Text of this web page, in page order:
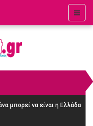
μπορεί να είναι η Ελλάδα